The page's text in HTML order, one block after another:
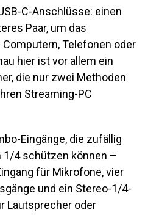
C-Anschlüsse: einen
Paar, um das
Telefonen oder
hier ist vor allem ein
die nur zwei Methoden
Streaming-PC
Eingänge, die zufällig
1/4 schützen können –
für Mikrofone, vier
und ein Stereo-1/4-
Lautsprecher oder